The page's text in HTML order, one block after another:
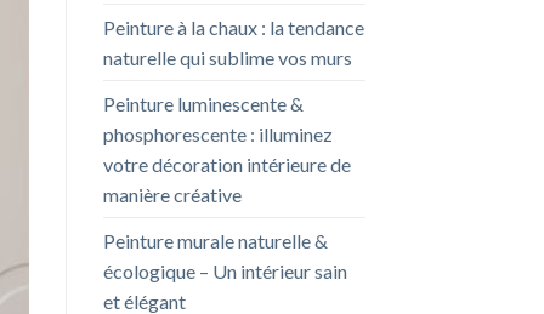
Peinture à la chaux : la tendance
naturelle qui sublime vos murs
Peinture luminescente &
phosphorescente : illuminez
votre décoration intérieure de
manière créative
Peinture murale naturelle &
écologique – Un intérieur sain
et élégant